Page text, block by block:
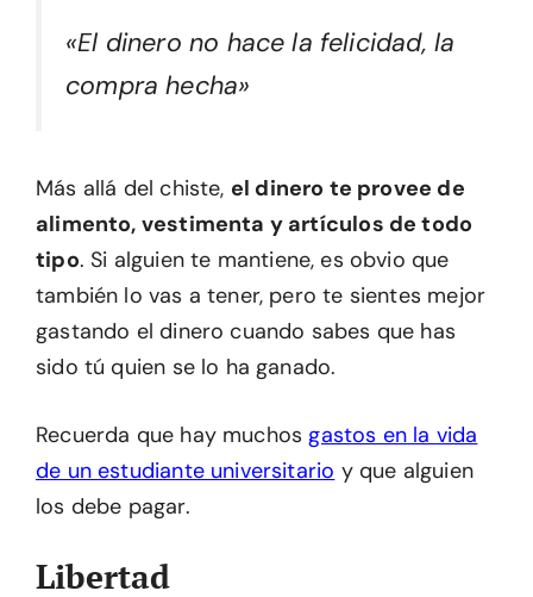
«El dinero no hace la felicidad, la
compra hecha»
Más allá del chiste, el dinero te provee de
alimento, vestimenta y artículos de todo
tipo. Si alguien te mantiene, es obvio que
también lo vas a tener, pero te sientes mejor
gastando el dinero cuando sabes que has
sido tú quien se lo ha ganado.
Recuerda que hay muchos gastos en la vida
de un estudiante universitario y que alguien
los debe pagar.
Libertad